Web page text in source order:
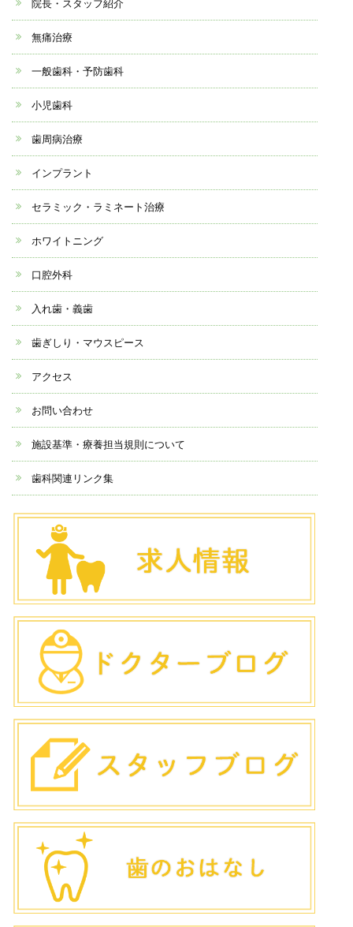
無痛治療
一般歯科・予防歯科
小児歯科
歯周病治療
インプラント
セラミック・ラミネート治療
ホワイトニング
口腔外科
入れ歯・義歯
歯ぎしり・マウスピース
アクセス
お問い合わせ
施設基準・療養担当規則について
歯科関連リンク集